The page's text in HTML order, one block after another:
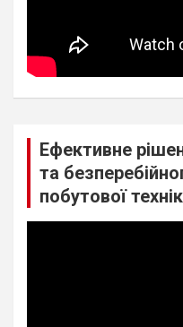
Ефективне
та
побутової